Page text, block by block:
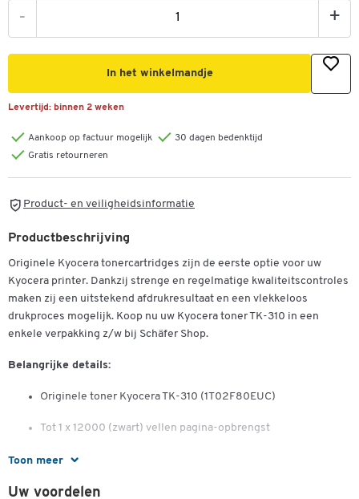
- +
In het winkelmandje
Levertijd: binnen 2 weken
Aankoop op factuur mogelijk
30 dagen bedenktijd
Gratis retourneren
Product- en veiligheidsinformatie
Toon meer
Productbeschrijving
Originele Kyocera tonercartridges zijn de eerste optie voor uw
Kyocera printer. Dankzij strenge en regelmatige kwaliteitscontroles
maken zij een uitstekend afdrukresultaat en een vlekkeloos
drukproces mogelijk. Koop nu uw Kyocera toner TK-310 in een
enkele verpakking z/w bij Schäfer Shop.
Belangrijke details:
Originele toner Kyocera TK-310 (1T02F80EUC)
Tot 1 x 12000 (zwart) vellen pagina-opbrengst
Voor gebruik in de volgende printermodellen:
Kyocera FS-2000 D, FS-2000 DN, FS-2000 DTN, FS-3900 DN, FS-
Uw voordelen